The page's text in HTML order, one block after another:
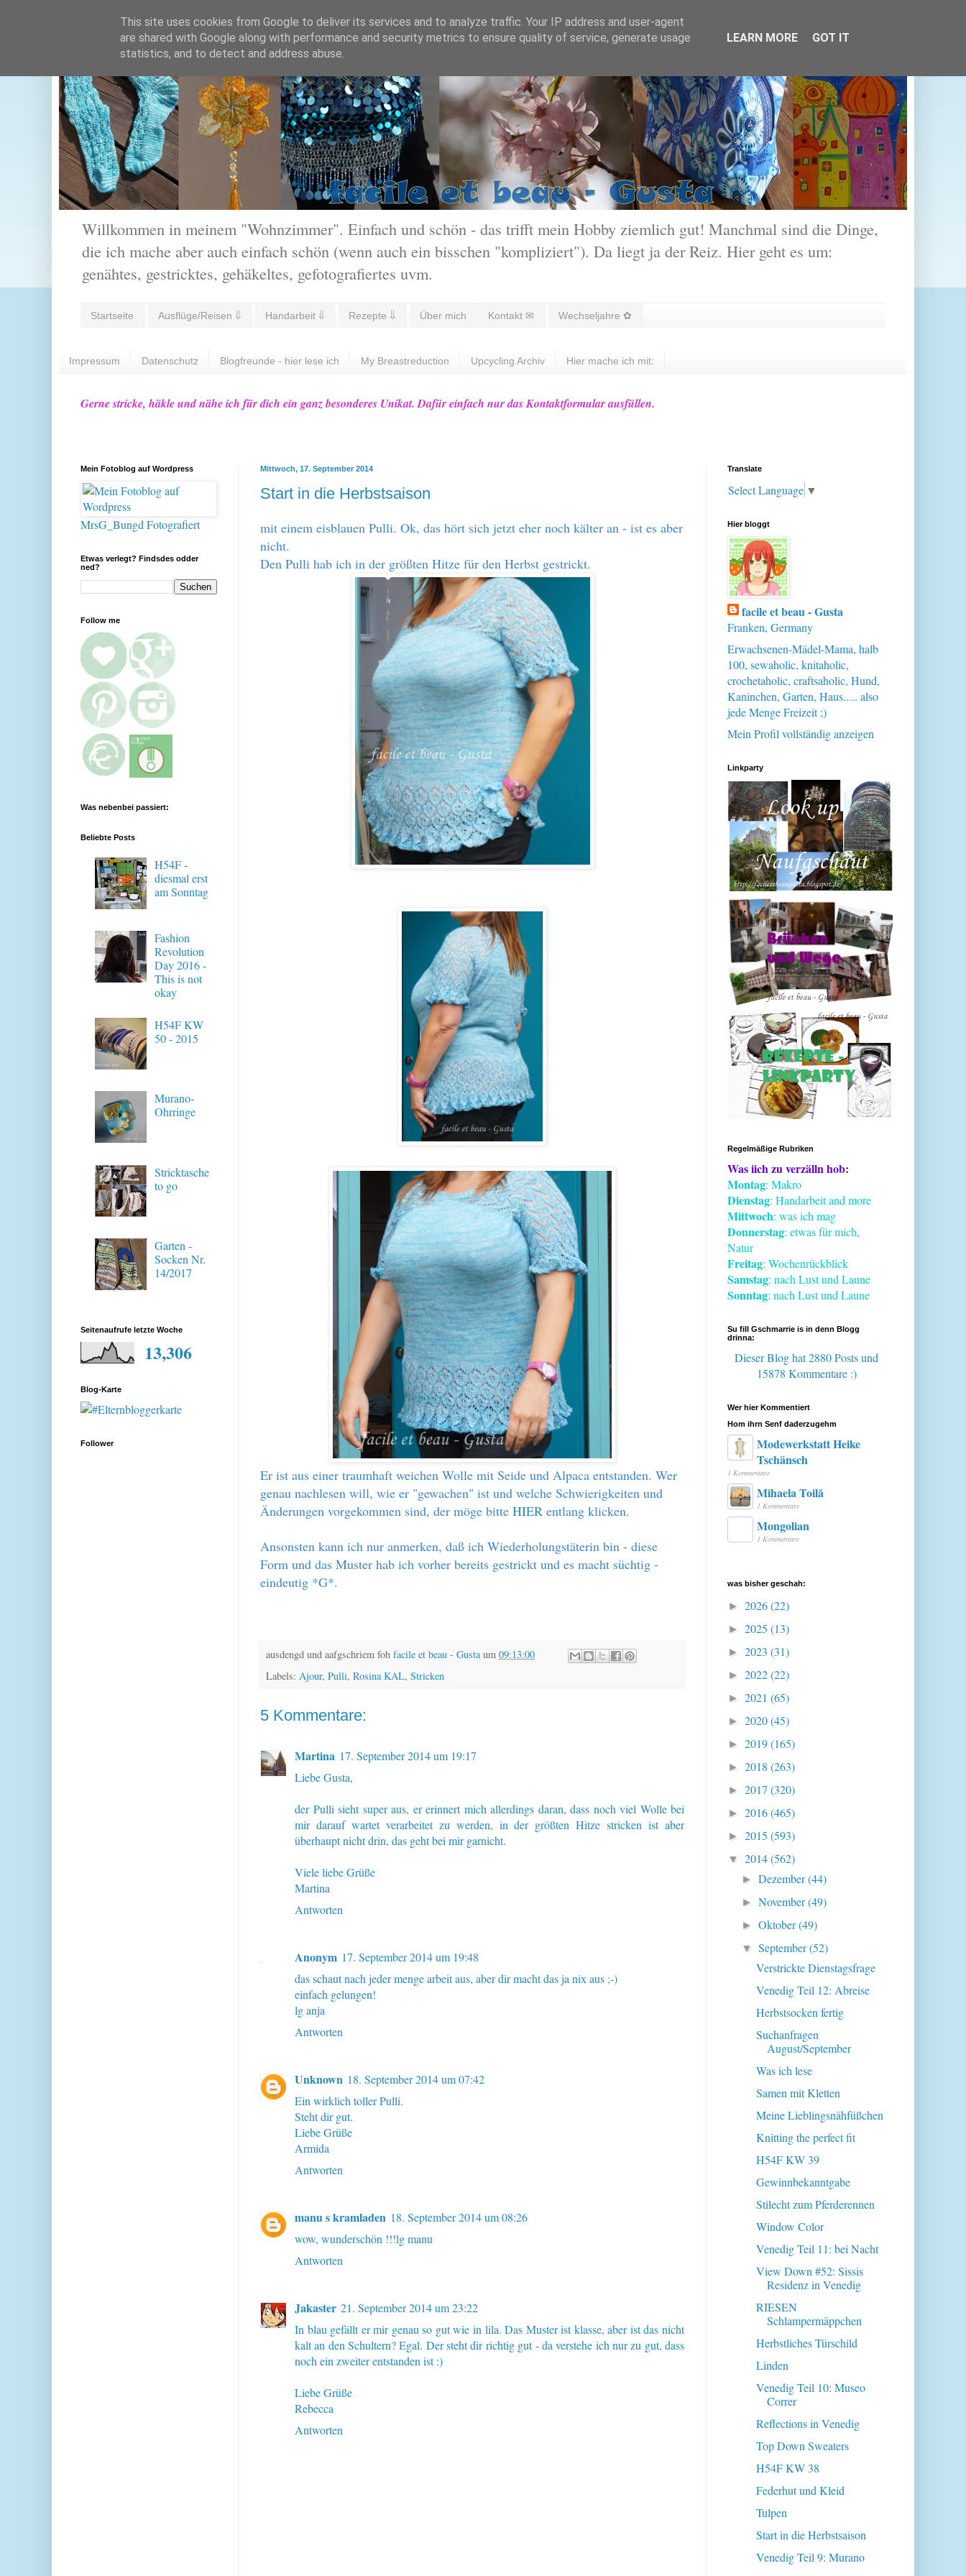
Willkommen in meinem "Wohnzimmer". Einfach und schön - das trifft mein Hobby ziemlich gut! Manchmal sind die Dinge,
die ich mache aber auch einfach schön (wenn auch ein bisschen "kompliziert"). Da liegt ja der Reiz. Hier geht es um:
genähtes, gestricktes, gehäkeltes, gefotografiertes uvm.
Startseite Ausflüge/Reisen ⇓ Handarbeit ⇓ Rezepte ⇓ Über mich Kontakt ✉ Wechseljahre ✿
Impressum Datenschutz Blogfreunde - hier lese ich My Breastreduction Upcycling Archiv Hier mache ich mit:
Gerne stricke, häkle und nähe ich für dich ein ganz besonderes Unikat. Dafür einfach nur das Kontaktformular ausfüllen.
Mittwoch, 17. September 2014
Start in die Herbstsaison
mit einem eisblauen Pulli. Ok, das hört sich jetzt eher noch kälter an - ist es aber
nicht.
Den Pulli hab ich in der größten Hitze für den Herbst gestrickt.
Er ist aus einer traumhaft weichen Wolle mit Seide und Alpaca entstanden. Wer
genau nachlesen will, wie er "gewachen" ist und welche Schwierigkeiten und
Änderungen vorgekommen sind, der möge bitte HIER entlang klicken.
Ansonsten kann ich nur anmerken, daß ich Wiederholungstäterin bin - diese
Form und das Muster hab ich vorher bereits gestrickt und es macht süchtig -
eindeutig *G*.
ausdengd und aafgschriem foh facile et beau - Gusta um 09:13:00
Labels: Ajour, Pulli, Rosina KAL, Stricken
5 Kommentare:
Martina 17. September 2014 um 19:17
Liebe Gusta,
der Pulli sieht super aus, er erinnert mich allerdings daran, dass noch viel Wolle bei
mir darauf wartet verarbeitet zu werden, in der größten Hitze stricken ist aber
überhaupt nicht drin, das geht bei mir garnicht.
Viele liebe Grüße
Martina
Antworten
Anonym 17. September 2014 um 19:48
das schaut nach jeder menge arbeit aus, aber dir macht das ja nix aus ;-)
einfach gelungen!
lg anja
Antworten
Unknown 18. September 2014 um 07:42
Ein wirklich toller Pulli.
Steht dir gut.
Liebe Grüße
Armida
Antworten
manu s kramladen 18. September 2014 um 08:26
wow, wunderschön !!!lg manu
Antworten
Jakaster 21. September 2014 um 23:22
In blau gefällt er mir genau so gut wie in lila. Das Muster ist klasse, aber ist das nicht
kalt an den Schultern? Egal. Der steht dir richtig gut - da verstehe ich nur zu gut, dass
noch ein zweiter entstanden ist :)
Liebe Grüße
Rebecca
Antworten
Mein Fotoblog auf Wordpress
MrsG_Bungd Fotografiert
Etwas verlegt? Findsdes odder
ned?
Follow me
Was nebenbei passiert:
Beliebte Posts
H54F -
diesmal erst
am Sonntag
Fashion
Revolution
Day 2016 -
This is not
okay
H54F KW
50 - 2015
Murano-
Ohrringe
Stricktasche
to go
Garten -
Socken Nr.
14/2017
Seitenaufrufe letzte Woche
13,306
Blog-Karte
Follower
Translate
Select Language ▼
Hier bloggt
facile et beau - Gusta
Franken, Germany
Erwachsenen-Mädel-Mama, halb
100, sewaholic, knitaholic,
crochetaholic, craftsaholic, Hund,
Kaninchen, Garten, Haus..... also
jede Menge Freizeit ;)
Mein Profil vollständig anzeigen
Linkparty
Regelmäßige Rubriken
Was iich zu verzälln hob:
Montag: Makro
Dienstag: Handarbeit and more
Mittwoch: was ich mag
Donnerstag: etwas für mich,
Natur
Freitag: Wochenrückblick
Samstag: nach Lust und Laune
Sonntag: nach Lust und Laune
Su fill Gschmarrie is in denn Blogg
drinna:
Dieser Blog hat 2880 Postsund
15878 Kommentare :)
Wer hier Kommentiert
Hom ihrn Senf daderzugehm
Modewerkstatt Heike
Tschänsch
1 Kommentare
Mihaela Toilă
1 Kommentare
Mongolian
1 Kommentare
was bisher geschah:
► 2026(22)
► 2025 (13)
► 2023 (31)
► 2022(22)
► 2021 (65)
► 2020(45)
► 2019(165)
► 2018 (263)
► 2017 (320)
► 2016(465)
► 2015 (593)
▼ 2014(562)
►Dezember(44)
►November(49)
►Oktober(49)
▼September(52)
Verstrickte Dienstagsfrage
Venedig Teil 12: Abreise
Herbstsocken fertig
Suchanfragen
August/September
Was ich lese
Samen mit Kletten
Meine Lieblingsnähfüßchen
Knitting the perfect fit
H54F KW 39
Gewinnbekanntgabe
Stilecht zum Pferderennen
Window Color
Venedig Teil 11: bei Nacht
View Down #52: Sissis
Residenz in Venedig
RIESEN
Schlampermäppchen
Herbstliches Türschild
Linden
Venedig Teil 10: Museo
Correr
Reflections in Venedig
Top Down Sweaters
H54F KW 38
Federhut und Kleid
Tulpen
Start in die Herbstsaison
Venedig Teil 9: Murano
This site uses cookies from Google to deliver its services and to analyze traffic. Your IP address and user-agent
are shared with Google along with performance and security metrics to ensure quality of service, generate usage
statistics, and to detect and address abuse.
LEARN MORE GOT IT